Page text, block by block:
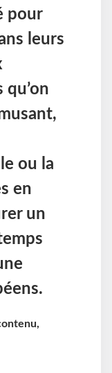
pour
leurs
ou la
en
un